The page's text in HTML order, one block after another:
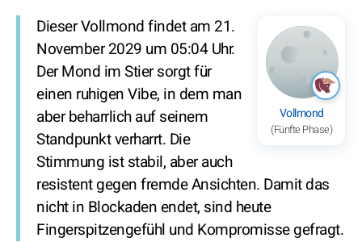
Vollmond
(Fünfte Phase)
Dieser Vollmond findet am 21.
November 2029 um 05:04 Uhr.
Der Mond im Stier sorgt für
einen ruhigen Vibe, in dem man
aber beharrlich auf seinem
Standpunkt verharrt. Die
Stimmung ist stabil, aber auch
resistent gegen fremde Ansichten. Damit das
nicht in Blockaden endet, sind heute
Fingerspitzengefühl und Kompromisse gefragt.